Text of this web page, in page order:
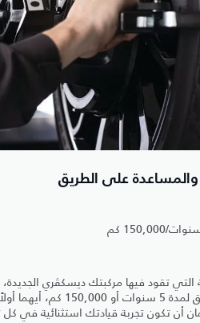
والمساعدة على الطريق
التي تقود فيها مركبتك ديسكڤري
الشاملة للمساعدة على
أن تكون تجربة قيادتك استثنائية في كل